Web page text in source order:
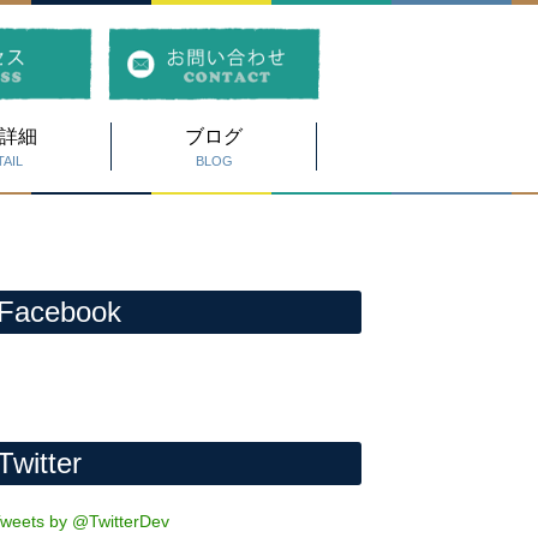
細 ブログ
BLOG
Facebook
by @TwitterDev